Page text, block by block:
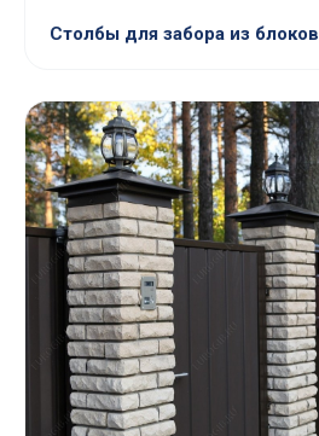
Столбы для забора из блоков